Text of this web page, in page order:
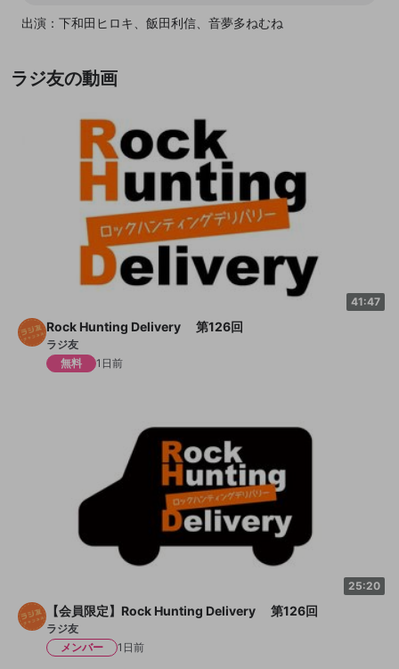
出演：下和田ヒロキ、飯田利信、音夢多ねむね
ラジ友の動画
41:47
Rock Hunting Delivery 第126回
ラジ友
無料
1日前
25:20
【会員限定】Rock Hunting Delivery 第126回
ラジ友
メンバー
1日前